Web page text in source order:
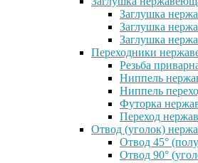
Заглушка
Заглушка
Заглушка
Переходники
Резьба
Ниппель
Ниппель
Футорка
Переход
Отвод (уголок)
Отвод 45°
Отвод 90°